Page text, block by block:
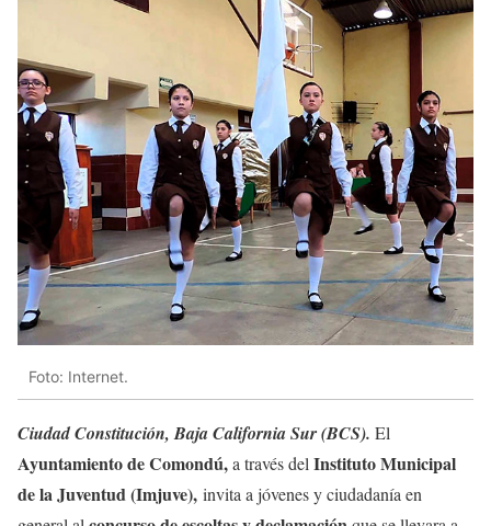
Foto: Internet.
Ciudad Constitución, Baja California Sur (BCS). El
Ayuntamiento de Comondú,a través del Instituto Municipal
de la Juventud (Imjuve), invita a jóvenes y ciudadanía en